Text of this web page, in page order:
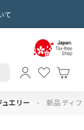
て
ュエリー 新品 ティ